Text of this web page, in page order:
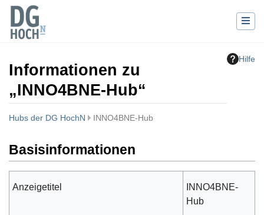
Hilfe
Informationen zu
„INNO4BNE-Hub“
Hubs der DG HochN INNO4BNE-Hub
Basisinformationen
Anzeigetitel
INNO4BNE-
Hub